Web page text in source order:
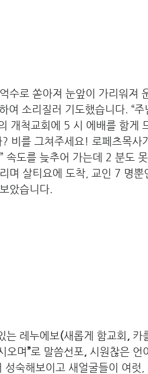
수로 쏟아져 눈앞이 가리워져
여 소리질러 기도했습니다. “주
개척교회에 5 시 에배를 함게
비를 그쳐주세요! 로페츠목사
속도를 늦추어 가는데 2 분도
며 살티요에 도착, 교인 7 명뿐
았습니다.
는 레누에보 (새롭게 함교회
카
오며”로 말씀선포
시원찮은 언
숙해보이고 새얼굴들이 여럿,